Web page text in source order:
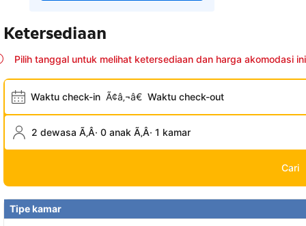
Ketersediaan
Pilih tanggal untuk melihat ketersediaan dan harga akomodasi ini
Waktu check-in Ã¢â‚¬â€ Waktu check-out
2 dewasa Ã‚Â· 0 anak Ã‚Â· 1 kamar
Cari
Tipe kamar